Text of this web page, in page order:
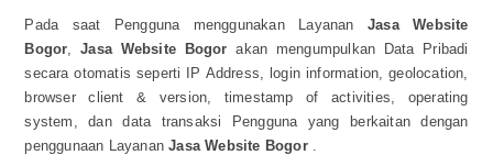
Pada saat Pengguna menggunakan LayananJasa Website
Bogor ,Jasa Website Bogorakan mengumpulkan Data Pribadi
secara otomatis seperti IP Address, login information, geolocation,
browser client & version, timestamp of activities, operating
system, dan data transaksi Pengguna yang berkaitan dengan
penggunaan LayananJasa Website Bogor